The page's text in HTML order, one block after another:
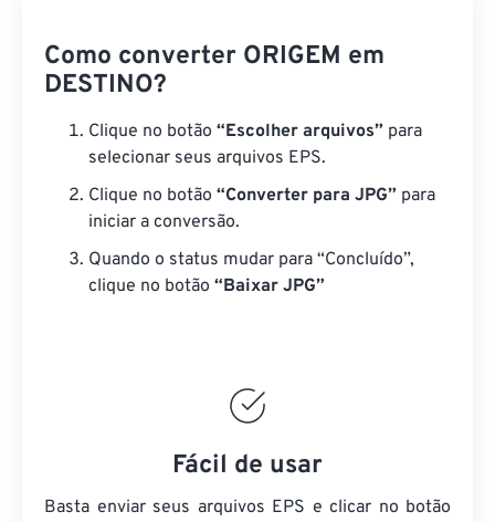
Como converter ORIGEM em
DESTINO?
Clique no botão “Escolher arquivos” para
selecionar seus arquivos EPS.
Clique no botão “Converter para JPG” para
iniciar a conversão.
Quando o status mudar para “Concluído”,
clique no botão “Baixar JPG”
Fácil de usar
Basta enviar seus arquivos EPS e clicar no botão